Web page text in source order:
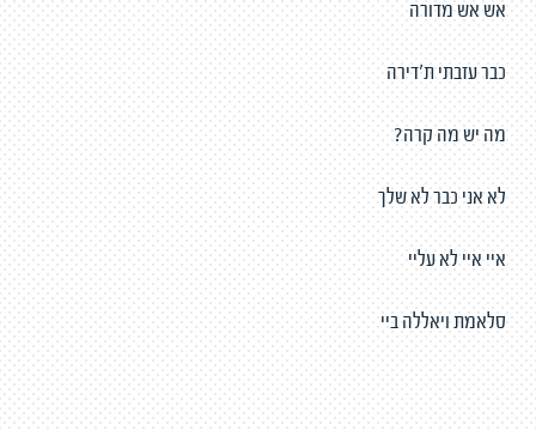
אש אש מדורה
כבר עזבתי ת׳דירה
מה יש מה קרה?
לא אני כבר לא שלך
איי איי לא עליי
סלאמת ויאללה ביי